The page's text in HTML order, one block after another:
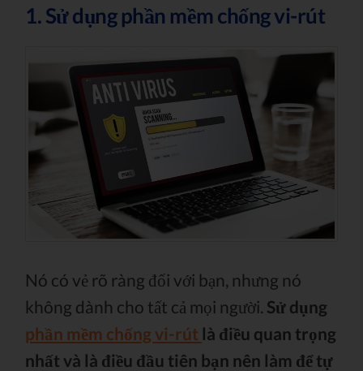
1. Sử dụng phần mềm chống vi-rút
Nó có vẻ rõ ràng đối với bạn, nhưng nó
không dành cho tất cả mọi người. Sử dụng
phần mềm chống vi-rút là điều quan trọng
nhất và là điều đầu tiên bạn nên làm để tự